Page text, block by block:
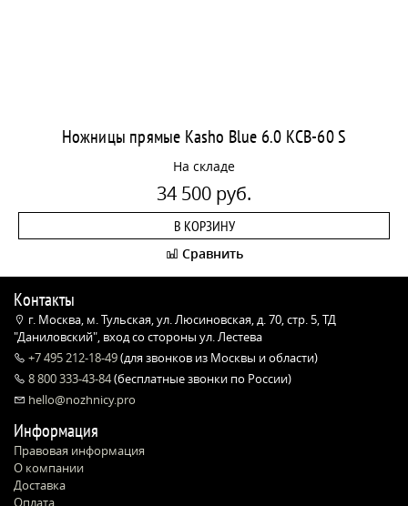
Ножницы прямые Kasho Blue 6.0 KCB-60 S
На складе
34 500 руб.
В КОРЗИНУ
Сравнить
Контакты
г. Москва, м. Тульская, ул. Люсиновская, д. 70, стр. 5, ТД
"Даниловский", вход со стороны ул. Лестева
+7 495 212-18-49(для звонков из Москвы и области)
8 800 333-43-84(бесплатные звонки по России)
hello@nozhnicy.pro
Информация
Правовая информация
О компании
Доставка
Оплата